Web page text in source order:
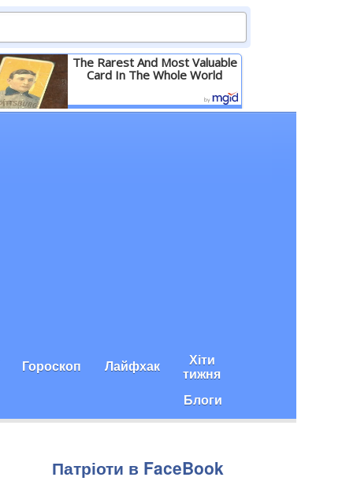
The Rarest And Most Valuable
Card In The Whole World
Детальніше
Гороскоп Лайфхак Хіти
тижня
Блоги
Патріоти в FaceBook